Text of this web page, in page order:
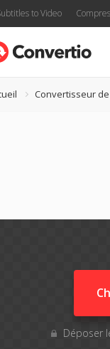
to Video
Convertisseur
Déposer